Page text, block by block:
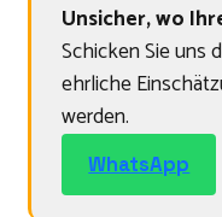
Unsicher, wo
Schicken Sie uns
ehrliche
werden.
WhatsApp